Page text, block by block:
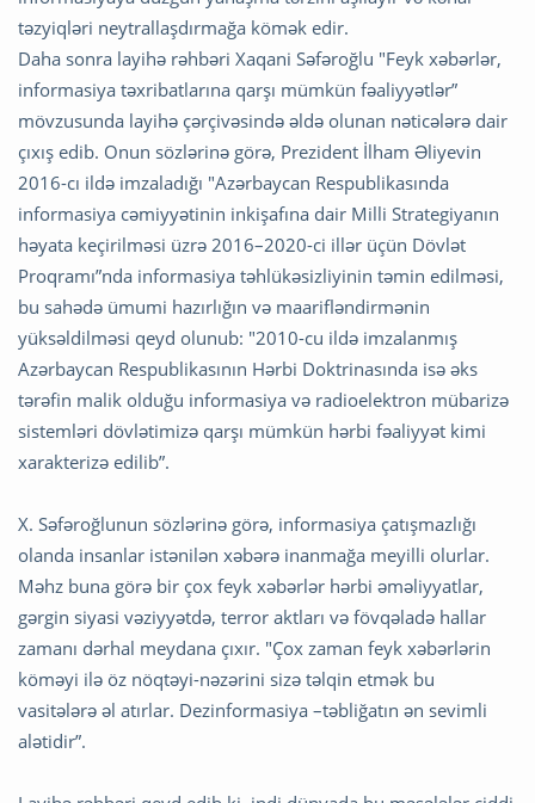
təzyiqləri neytrallaşdırmağa kömək edir.
Daha sonra layihə rəhbəri Xaqani Səfəroğlu "Feyk xəbərlər,
informasiya təxribatlarına qarşı mümkün fəaliyyətlər”
mövzusunda layihə çərçivəsində əldə olunan nəticələrə dair
çıxış edib. Onun sözlərinə görə, Prezident İlham Əliyevin
2016-cı ildə imzaladığı "Azərbaycan Respublikasında
informasiya cəmiyyətinin inkişafına dair Milli Strategiyanın
həyata keçirilməsi üzrə 2016–2020-ci illər üçün Dövlət
Proqramı”nda informasiya təhlükəsizliyinin təmin edilməsi,
bu sahədə ümumi hazırlığın və maarifləndirmənin
yüksəldilməsi qeyd olunub: "2010-cu ildə imzalanmış
Azərbaycan Respublikasının Hərbi Doktrinasında isə əks
tərəfin malik olduğu informasiya və radioelektron mübarizə
sistemləri dövlətimizə qarşı mümkün hərbi fəaliyyət kimi
xarakterizə edilib”.
X. Səfəroğlunun sözlərinə görə, informasiya çatışmazlığı
olanda insanlar istənilən xəbərə inanmağa meyilli olurlar.
Məhz buna görə bir çox feyk xəbərlər hərbi əməliyyatlar,
gərgin siyasi vəziyyətdə, terror aktları və fövqəladə hallar
zamanı dərhal meydana çıxır. "Çox zaman feyk xəbərlərin
köməyi ilə öz nöqtəyi-nəzərini sizə təlqin etmək bu
vasitələrə əl atırlar. Dezinformasiya –təbliğatın ən sevimli
alətidir”.